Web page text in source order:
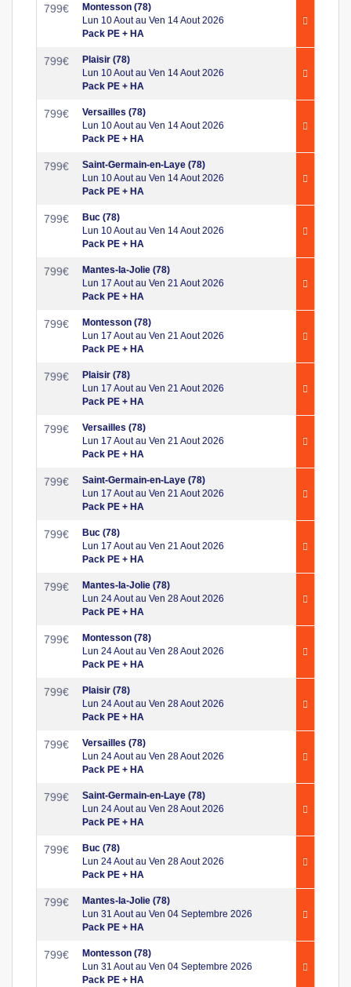
799€
Montesson (78)
Lun 10 Aout au Ven 14 Aout 2026
Pack PE + HA
799€
Plaisir (78)
Lun 10 Aout au Ven 14 Aout 2026
Pack PE + HA
799€
Versailles (78)
Lun 10 Aout au Ven 14 Aout 2026
Pack PE + HA
799€
Saint-Germain-en-Laye (78)
Lun 10 Aout au Ven 14 Aout 2026
Pack PE + HA
799€
Buc (78)
Lun 10 Aout au Ven 14 Aout 2026
Pack PE + HA
799€
Mantes-la-Jolie (78)
Lun 17 Aout au Ven 21 Aout 2026
Pack PE + HA
799€
Montesson (78)
Lun 17 Aout au Ven 21 Aout 2026
Pack PE + HA
799€
Plaisir (78)
Lun 17 Aout au Ven 21 Aout 2026
Pack PE + HA
799€
Versailles (78)
Lun 17 Aout au Ven 21 Aout 2026
Pack PE + HA
799€
Saint-Germain-en-Laye (78)
Lun 17 Aout au Ven 21 Aout 2026
Pack PE + HA
799€
Buc (78)
Lun 17 Aout au Ven 21 Aout 2026
Pack PE + HA
799€
Mantes-la-Jolie (78)
Lun 24 Aout au Ven 28 Aout 2026
Pack PE + HA
799€
Montesson (78)
Lun 24 Aout au Ven 28 Aout 2026
Pack PE + HA
799€
Plaisir (78)
Lun 24 Aout au Ven 28 Aout 2026
Pack PE + HA
799€
Versailles (78)
Lun 24 Aout au Ven 28 Aout 2026
Pack PE + HA
799€
Saint-Germain-en-Laye (78)
Lun 24 Aout au Ven 28 Aout 2026
Pack PE + HA
799€
Buc (78)
Lun 24 Aout au Ven 28 Aout 2026
Pack PE + HA
799€
Mantes-la-Jolie (78)
Lun 31 Aout au Ven 04 Septembre 2026
Pack PE + HA
799€
Montesson (78)
Lun 31 Aout au Ven 04 Septembre 2026
Pack PE + HA